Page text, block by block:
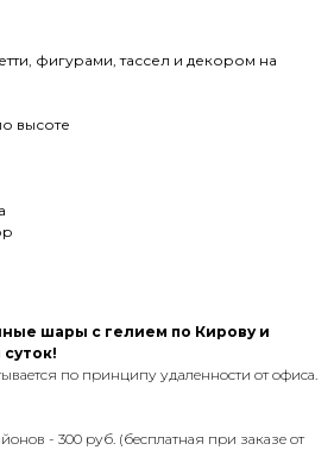
фигурами, тассел и декором на
высоте
шары с гелием по Кирову и
по принципу удаленности от офиса.
- 300 руб. (бесплатная при заказе от